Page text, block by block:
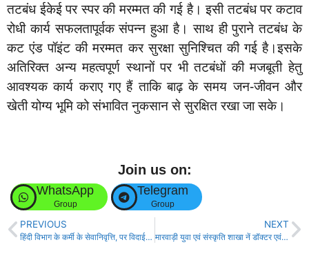
तटबंध ईकेई पर स्पर की मरम्मत की गई है। इसी तटबंध पर कटाव
रोधी कार्य सफलतापूर्वक संपन्न हुआ है। साथ ही पुराने तटबंध के
कट एंड पॉइंट की मरम्मत कर सुरक्षा सुनिश्चित की गई है।इसके
अतिरिक्त अन्य महत्वपूर्ण स्थानों पर भी तटबंधों की मजबूती हेतु
आवश्यक कार्य कराए गए हैं ताकि बाढ़ के समय जन-जीवन और
खेती योग्य भूमि को संभावित नुकसान से सुरक्षित रखा जा सके।
Join us on:
WhatsApp
Group
Telegram
Group
PREVIOUS
हिंदी विभाग के कर्मी के सेवानिवृत्ति, पर विदाई समारोह आयोजित!
NEXT
मारवाड़ी युवा एवं संस्कृति शाखा नें डॉक्टर एवं सीए को किया सम्मानित!